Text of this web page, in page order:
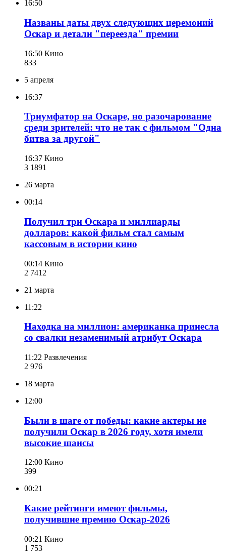
16:50
Названы даты двух следующих церемоний
Оскар и детали "переезда" премии
16:50 Кино
833
5 апреля
16:37
Триумфатор на Оскаре, но разочарование
среди зрителей: что не так с фильмом "Одна
битва за другой"
16:37 Кино
3 1891
26 марта
00:14
Получил три Оскара и миллиарды
долларов: какой фильм стал самым
кассовым в истории кино
00:14 Кино
2 741 2
21 марта
11:22
Находка на миллион: американка принесла
со свалки незаменимый атрибут Оскара
11:22 Развлечения
2 976
18 марта
12:00
Были в шаге от победы: какие актеры не
получили Оскар в 2026 году, хотя имели
высокие шансы
12:00 Кино
399
00:21
Какие рейтинги имеют фильмы,
получившие премию Оскар-2026
00:21 Кино
1 753